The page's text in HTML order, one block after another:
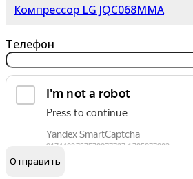
Компрессор LG JQC068MMA
Телефон
Я согласен наобработку персональных